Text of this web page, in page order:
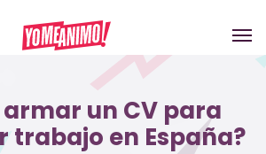
un CV para
trabajo en España?